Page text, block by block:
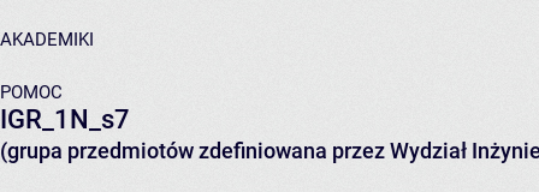
AKADEMIKI
POMOC
IGR_1N_s7
(grupa przedmiotów zdefiniowana przez Wydział